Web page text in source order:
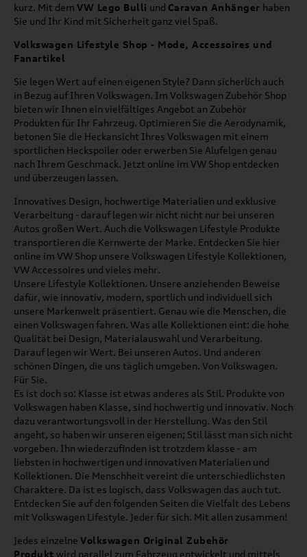
kurz. Mit dem VW Lego Bulli und Caravan Anhänger haben
Sie und Ihr Kind mit Sicherheit ganz viel Spaß.
Volkswagen Lifestyle Shop - Mode, Accessoires und
Fanartikel
Sie legen Wert auf einen eigenen Style? Dann sicherlich auch
in Bezug auf Ihren Volkswagen. Im Volkswagen Zubehör Shop
bieten wir Ihnen ein vielfältiges Angebot an Zubehör
Produkten für Ihr Fahrzeug. Optimieren Sie die Aerodynamik,
betonen Sie die Heckansicht Ihres Volkswagen mit einem
sportlichen Heckspoiler oder erwerben Sie Alufelgen genau
nach Ihrem Geschmack. Jetzt online im VW Shop entdecken
und überzeugen lassen.
Innovatives Design, hochwertige Materialien und exklusive
Verarbeitung - darauf legen wir nicht nicht nur bei unseren
Autos großen Wert. Auch die Volkswagen Lifestyle Produkte
transportieren die Kernwerte der Marke. Entdecken Sie hier
online im VW Shop unsere Volkswagen Lifestyle Kollektionen,
VW Accessoires und vieles mehr.
Unsere Lifestyle Kollektionen. Unsere anziehenden Beweise
dafür, wie innovativ, modern, sportlich und individuell sich
unsere Markenwelt präsentiert. Genau wie die Menschen, die
einen Volkswagen fahren. Was alle Kollektionen eint: die hohe
Qualität bei Design, Materialauswahl und Verarbeitung.
Darauf legen wir Wert. Bei unseren Autos. Und anderen
schönen Dingen, die uns täglich umgeben. Von Volkswagen.
Für Sie.
Es ist doch so: Klasse ist etwas anderes als Stil. Produkte von
Volkswagen haben Klasse, sind hochwertig und innovativ. Noch
dazu verantwortungsvoll in der Herstellung. Was den Stil
angeht, so haben wir unseren eigenen; Stil lässt man sich nicht
vorgeben. Ihn wiederzufinden ist trotzdem klasse - am
liebsten in hochwertigen und innovativen Materialien und
Kollektionen. Die Menschheit vereint die unterschiedlichsten
Charaktere. Da ist es logisch, dass Volkswagen das auch tut.
Entdecken Sie auf den folgenden Seiten die Vielfalt des Lebens
mit Volkswagen Lifestyle. Jeder für sich. Mit allen zusammen!
Jedes einzelne Volkswagen Original Zubehör
Produkt wird parallel zum Fahrzeug entwickelt und mittels